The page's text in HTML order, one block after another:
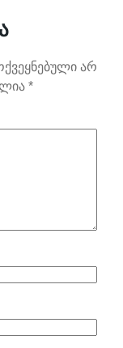
არ
*